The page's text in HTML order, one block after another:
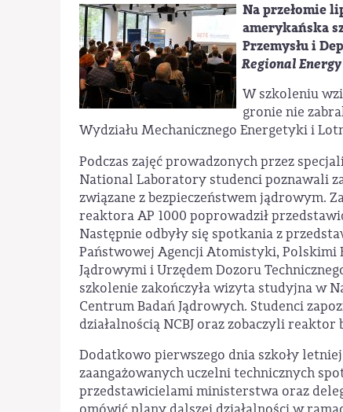
Na przełomie
amerykańska
Przemysłu i
Regional
W szkoleniu
gronie nie
Wydziału Mechanicznego Energetyki i
Podczas zajęć prowadzonych przez
National Laboratory studenci poznawali
związane z bezpieczeństwem jądrowym.
reaktora AP 1000 poprowadził
Następnie odbyły się spotkania z
Państwowej Agencji Atomistyki,
Jądrowymi i Urzędem Dozoru
szkolenie zakończyła wizyta studyjna w
Centrum Badań Jądrowych. Studenci
działalnością NCBJ oraz zobaczyli reaktor
Dodatkowo pierwszego dnia szkoły
zaangażowanych uczelni technicznych
przedstawicielami ministerstwa oraz